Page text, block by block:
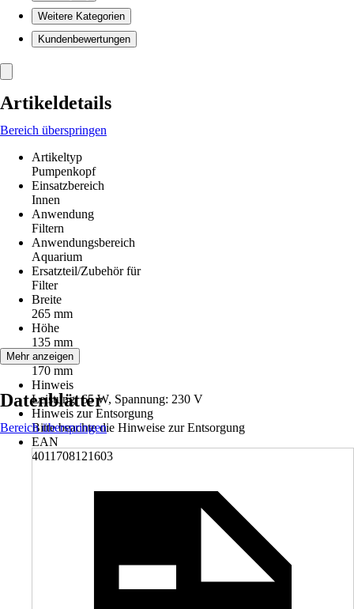
Weitere Kategorien
Kundenbewertungen
Artikeldetails
Bereich überspringen
Artikeltyp
Pumpenkopf
Einsatzbereich
Innen
Anwendung
Filtern
Anwendungsbereich
Aquarium
Ersatzteil/Zubehör für
Filter
Breite
265 mm
Höhe
135 mm
Tiefe
170 mm
Hinweis
Leistung: 65 W, Spannung: 230 V
Hinweis zur Entsorgung
Bitte beachte die Hinweise zur Entsorgung
EAN
4011708121603
Mehr anzeigen
Datenblätter
Bereich überspringen